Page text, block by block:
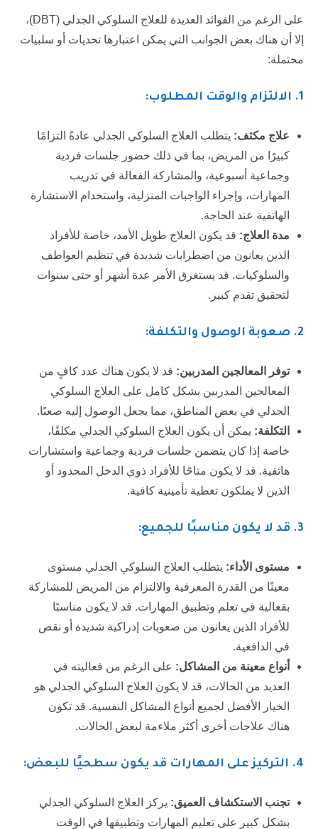
على الرغم من الفوائد العديدة للعلاج السلوكي الجدلي (DBT)،
إلا أن هناك بعض الجوانب التي يمكن اعتبارها تحديات أو سلبيات
محتملة:
1. الالتزام والوقت المطلوب:
علاج مكثف: يتطلب العلاج السلوكي الجدلي عادةً التزامًا
كبيرًا من المريض، بما في ذلك حضور جلسات فردية
وجماعية أسبوعية، والمشاركة الفعالة في تدريب
المهارات، وإجراء الواجبات المنزلية، واستخدام الاستشارة
الهاتفية عند الحاجة.
مدة العلاج: قد يكون العلاج طويل الأمد، خاصة للأفراد
الذين يعانون من اضطرابات شديدة في تنظيم العواطف
والسلوكيات. قد يستغرق الأمر عدة أشهر أو حتى سنوات
لتحقيق تقدم كبير.
2. صعوبة الوصول والتكلفة:
توفر المعالجين المدربين: قد لا يكون هناك عدد كافٍ من
المعالجين المدربين بشكل كامل على العلاج السلوكي
الجدلي في بعض المناطق، مما يجعل الوصول إليه صعبًا.
التكلفة: يمكن أن يكون العلاج السلوكي الجدلي مكلفًا،
خاصة إذا كان يتضمن جلسات فردية وجماعية واستشارات
هاتفية. قد لا يكون متاحًا للأفراد ذوي الدخل المحدود أو
الذين لا يملكون تغطية تأمينية كافية.
3. قد لا يكون مناسبًا للجميع:
مستوى الأداء: يتطلب العلاج السلوكي الجدلي مستوى
معينًا من القدرة المعرفية والالتزام من المريض للمشاركة
بفعالية في تعلم وتطبيق المهارات. قد لا يكون مناسبًا
للأفراد الذين يعانون من صعوبات إدراكية شديدة أو نقص
في الدافعية.
أنواع معينة من المشاكل: على الرغم من فعاليته في
العديد من الحالات، قد لا يكون العلاج السلوكي الجدلي هو
الخيار الأفضل لجميع أنواع المشاكل النفسية. قد تكون
هناك علاجات أخرى أكثر ملاءمة لبعض الحالات.
4. التركيز على المهارات قد يكون سطحيًا للبعض:
تجنب الاستكشاف العميق: يركز العلاج السلوكي الجدلي
بشكل كبير على تعليم المهارات وتطبيقها في الوقت